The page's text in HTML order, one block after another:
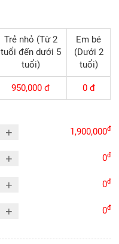
Trẻ nhỏ (Từ 2
tuổi đến dưới 5
tuổi)
Em bé
(Dưới 2
tuổi)
950,000 đ 0đ
+ 1,900,000đ
+ 0đ
+ 0đ
+ 0đ